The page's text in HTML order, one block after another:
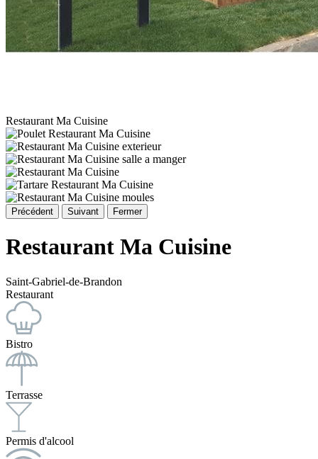
Restaurant Ma Cuisine
Précédent Suivant Fermer
Restaurant Ma Cuisine
Saint-Gabriel-de-Brandon
Restaurant
Bistro
Terrasse
Permis d'alcool